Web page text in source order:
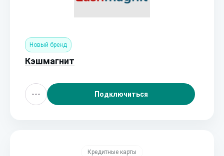
Новый бренд
Кэшмагнит
Подключиться
Кредитные карты